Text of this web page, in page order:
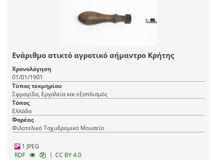
Ενάριθμο στικτό αγροτικό σήμαντρο Κρήτης
Χρονολόγηση
01/01/1901
Τύπος τεκμηρίου
Σφραγίδα, Εργαλεία και εξοπλισμός
Τόπος
Ελλάδα
Φορέας
Φιλοτελικό Ταχυδρομικό Μουσείο
1 JPEG
RDF
| CC BY 4.0